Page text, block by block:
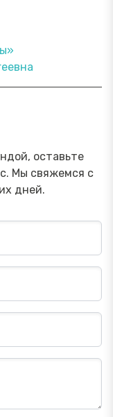
оставьте
Мы свяжемся с
дней.